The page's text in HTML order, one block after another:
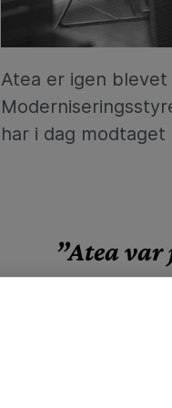
Atea er igen
har i dag
”Atea var
endnu